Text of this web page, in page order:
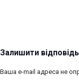
Залишити відповідь
Ваша e-mail адреса не